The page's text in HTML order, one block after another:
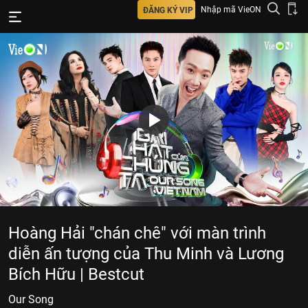
ĐĂNG KÝ VIP Nhập mã VieON
Hoàng Hải "chán chê" với màn trình
diễn ấn tượng của Thu Minh và Lương
Bích Hữu | Bestcut
Our Song